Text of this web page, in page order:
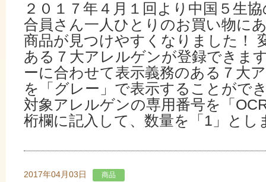
２０１７年４月１回より中国５生
合員さん一人ひとりのお買い物に
商品が見つけやすくなりました！
ある７大アレルゲンが登録できま
ーに合わせて表示義務のある７大
を「グレー」で表示することがで
対象アレルゲンの専用番号を「
桁欄に記入して、数量を「1」とし
2017年04月03日 商品